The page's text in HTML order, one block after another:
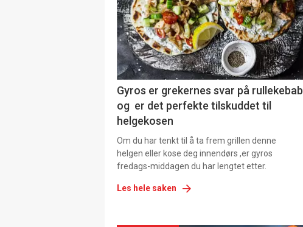
Gyros er grekernes svar på rullekebab
og er det perfekte tilskuddet til
helgekosen
Om du har tenkt til å ta frem grillen denne
helgen eller kose deg innendørs ,er gyros
fredags-middagen du har lengtet etter.
Les hele saken